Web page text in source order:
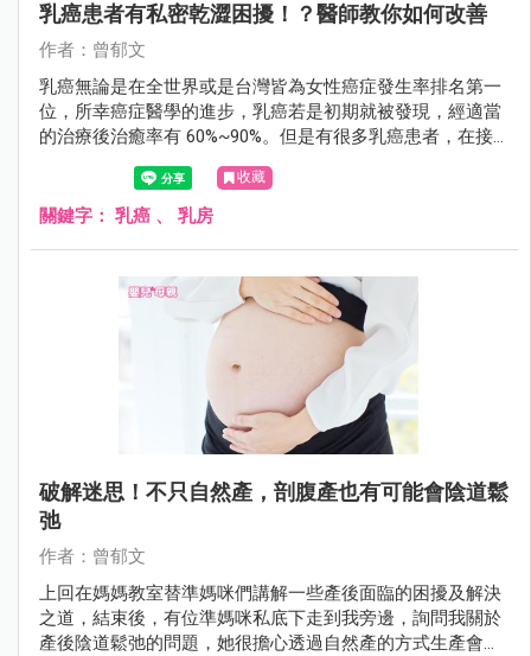
乳癌患者有私密乾澀困擾！？醫師教你如何改善
作者：曾郁文
乳癌無論是在全世界或是台灣皆為女性癌症發生率排名第一
位，所幸癌症醫學的進步，乳癌若是初期就被發現，經適當
的治療後治癒率有 60%~90%。但是有很多乳癌患者，在接
受藥物治療後，常會出現類似更年期「陰道萎縮症」的症
狀，伴隨陰道乾澀、性行為疼痛、頻尿，以及尿失禁等困
擾。
收藏
關鍵字： 乳癌 、 乳房
破解迷思！不只自然產，剖腹產也有可能會陰道鬆
弛
作者：曾郁文
上回在媽媽教室替準媽咪們講解一些產後面臨的困擾及解決
之道，結束後，有位準媽咪私底下走到我旁邊，詢問我關於
產後陰道鬆弛的問題，她很擔心透過自然產的方式生產會造